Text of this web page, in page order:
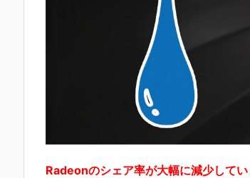
Radeonのシェア率が大幅に減少してい